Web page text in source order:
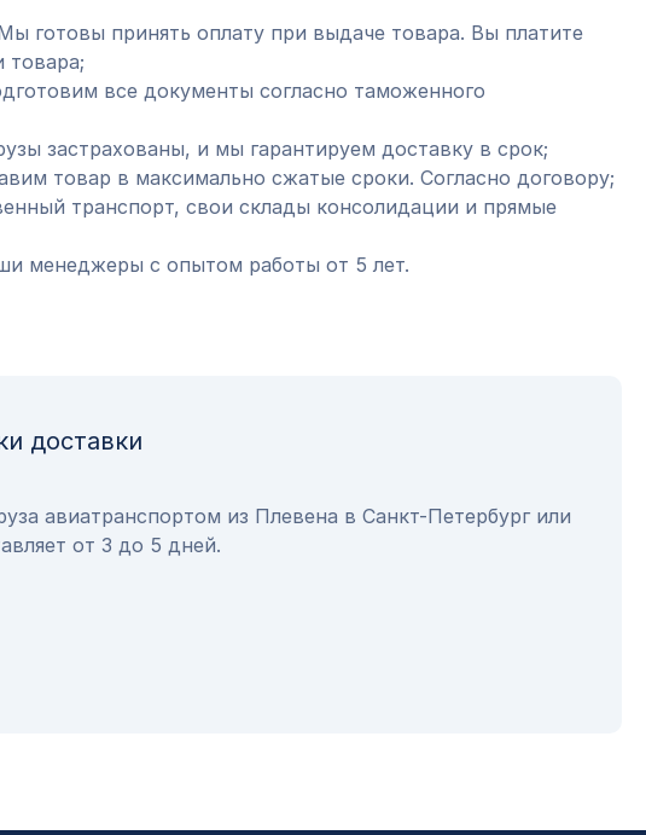
готовы принять оплату при выдаче товара. Вы платите
товара;
все документы согласно таможенного
застрахованы, и мы гарантируем доставку в срок;
товар в максимально сжатые сроки. Согласно договору;
транспорт, свои склады консолидации и прямые
менеджеры с опытом работы от 5 лет.
доставки
авиатранспортом из Плевена в Санкт-Петербург или
от 3 до 5 дней.